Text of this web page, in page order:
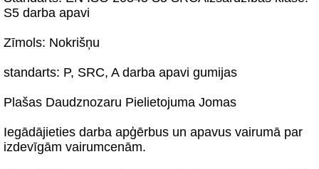
S5 darba apavi
Zīmols: Nokrišņu
standarts: P, SRC, A darba apavi gumijas
Plašas Daudznozaru Pielietojuma Jomas
Iegādājieties darba apģērbus un apavus vairumā par
izdevīgām vairumcenām.